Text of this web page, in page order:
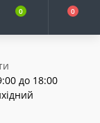
0 0
до 18:00